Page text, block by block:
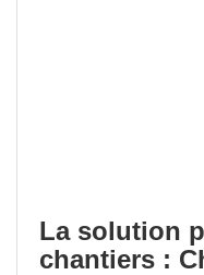
La solution
chantiers :